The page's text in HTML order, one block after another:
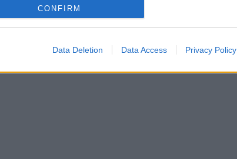
CONFIRM
Data Deletion Data Access Privacy Policy